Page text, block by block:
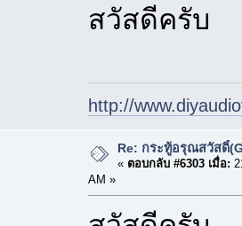
สวัสดีครับ
http://
Re: กระทู้อรุณสวัสดิ์
« ตอบกลับ #6303 เมื่อ:
AM »